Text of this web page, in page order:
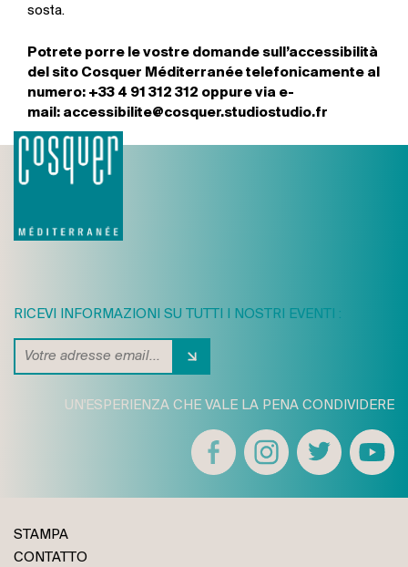
sosta.
Potrete porre le vostre domande sull’accessibilità
del sito Cosquer Méditerranée telefonicamente al
numero: +33 4 91 312 312 oppure via e-
mail: accessibilite@cosquer.studiostudio.fr
RICEVI INFORMAZIONI SU TUTTI I NOSTRI EVENTI :
UN'ESPERIENZA CHE VALE LA PENA CONDIVIDERE
STAMPA
CONTATTO